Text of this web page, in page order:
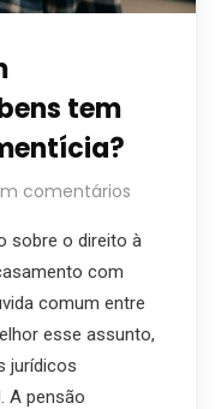
tem
comentários
sobre o direito à
com
comum entre
esse assunto,
jurídicos
A pensão